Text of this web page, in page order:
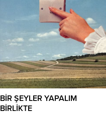
BİR ŞEYLER YAPALIM
BİRLİKTE